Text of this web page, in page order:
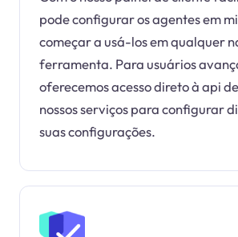
pode configurar os agentes em
começar a usá-los em qualquer
ferramenta. Para usuários
oferecemos acesso direto à api
nossos serviços para configurar
suas configurações.